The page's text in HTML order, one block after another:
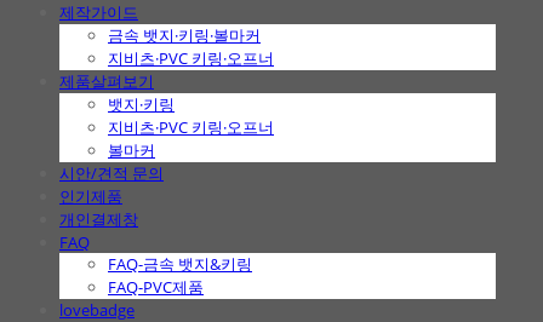
제작가이드
금속 뱃지·키링·볼마커
지비츠·PVC 키링·오프너
제품살펴보기
뱃지·키링
지비츠·PVC 키링·오프너
볼마커
시안/견적 문의
인기제품
개인결제창
FAQ
FAQ-금속 뱃지&키링
FAQ-PVC제품
lovebadge